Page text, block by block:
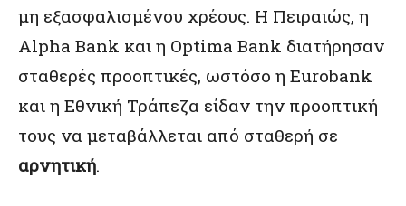
μη εξασφαλισμένου χρέους. Η Πειραιώς, η
Alpha Bank και η Optima Bank διατήρησαν
σταθερές προοπτικές, ωστόσο η Eurobank
και η Εθνική Τράπεζα είδαν την προοπτική
τους να μεταβάλλεται από σταθερή σε
αρνητική.